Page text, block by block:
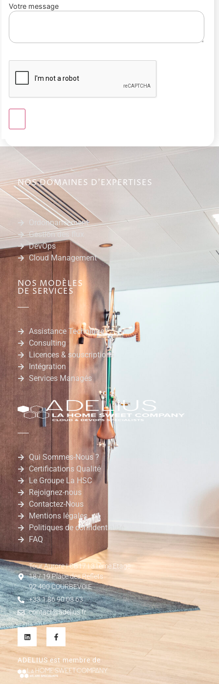
Votre message
NOS DOMAINES D'EXPERTISES
Ordonnancement
Gestion des flux
DevOps
Cloud Management
NOS MODÈLES
DE SERVICES
Assistance Technique
Consulting
Licences & souscriptions
Intégration
Services Managés
Qui Sommes-Nous ?
Certifications Qualité
Le Groupe La HSC
Rejoignez-nous
Contactez-Nous
Mentions légales
Politiques de confidentialité
FAQ
Tour Aurore I CB17 I 31ème Etage
18 / 19 Place des Reflets
92 400 COURBEVOIE
+33 1 86 90 03 63
contact@adelius.fr
ADELIUS est membre de